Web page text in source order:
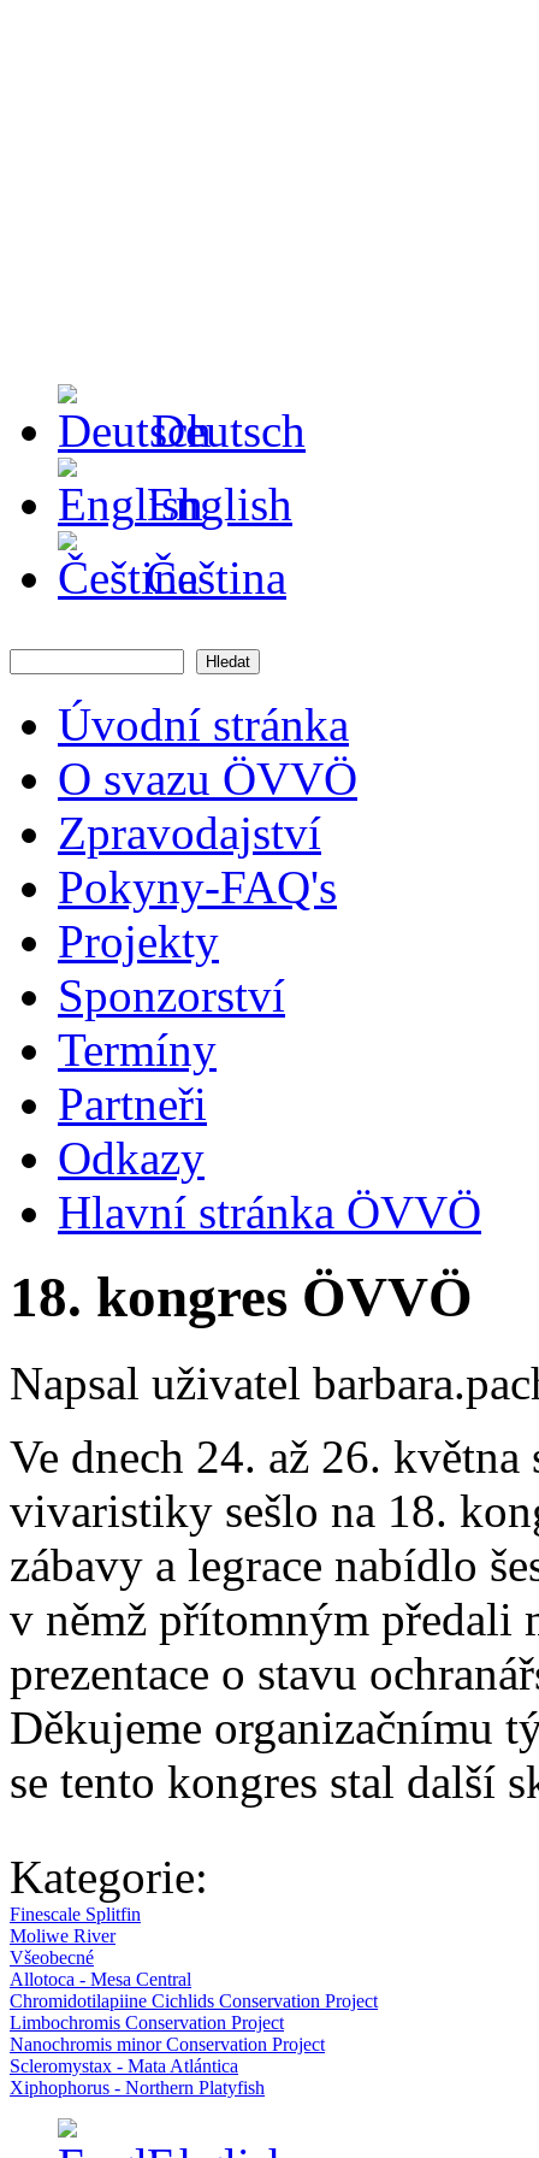
Deutsch
English
Čeština
Úvodní stránka
O svazu ÖVVÖ
Zpravodajství
Pokyny-FAQ's
Projekty
Sponzorství
Termíny
Partneři
Odkazy
Hlavní stránka ÖVVÖ
18. kongres ÖVVÖ
Napsal uživatel
Ve dnech 24. až 26.
vivaristiky sešlo na 18.
zábavy a legrace nabídlo
v němž přítomným předali
prezentace o stavu
Děkujeme organizačnímu
se tento kongres stal další
Kategorie:
Finescale Splitfin
Moliwe River
Všeobecné
Allotoca - Mesa Central
Chromidotilapiine Cichlids Conservation Project
Limbochromis Conservation Project
Nanochromis minor Conservation Project
Scleromystax - Mata Atlántica
Xiphophorus - Northern Platyfish